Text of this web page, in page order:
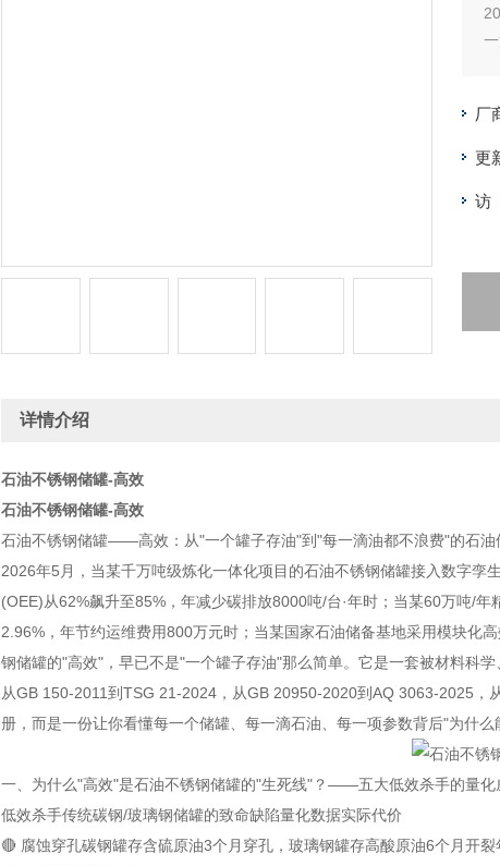
厂
更
访
详情介绍
石油不锈钢储罐-高效
石油不锈钢储罐-高效
石油不锈钢储罐——高效：从"一个罐子存油"到"每一滴油都不浪费"的石油
2026年5月，当某千万吨级炼化一体化项目的石油不锈钢储罐接入数字
(OEE)从62%飙升至85%，年减少碳排放8000吨/台·年时；当某60万吨/
2.96%，年节约运维费用800万元时；当某国家石油储备基地采用模块
钢储罐的"高效"，早已不是"一个罐子存油"那么简单。它是一套被材料科
从GB 150-2011到TSG 21-2024，从GB 20950-2020到AQ 3063-2025
册，而是一份让你看懂每一个储罐、每一滴石油、每一项参数背后"为什
一、为什么"高效"是石油不锈钢储罐的"生死线"？——五大低效杀手的量化
低效杀手传统碳钢/玻璃钢储罐的致命缺陷量化数据实际代价
🔴 腐蚀穿孔碳钢罐存含硫原油3个月穿孔，玻璃钢罐存高酸原油6个月开裂